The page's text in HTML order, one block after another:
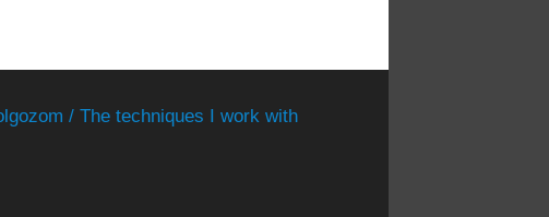
/ The techniques I work with